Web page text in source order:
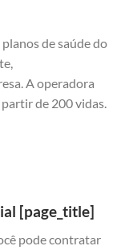
de saúde do
A operadora
de 200 vidas.
[page_title]
pode contratar